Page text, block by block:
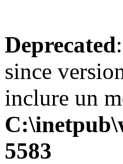
Deprecated
since
inclure un
5583